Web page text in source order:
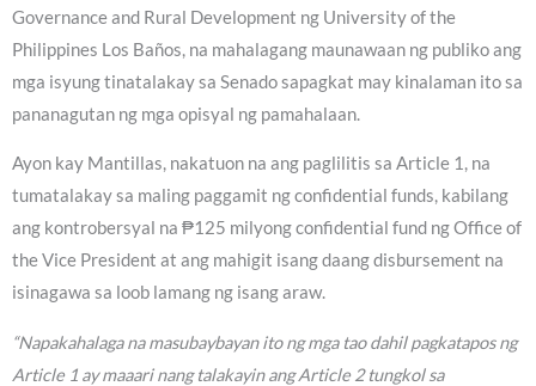
Governance and Rural Development ng University of the
Philippines Los Baños, na mahalagang maunawaan ng publiko ang
mga isyung tinatalakay sa Senado sapagkat may kinalaman ito sa
pananagutan ng mga opisyal ng pamahalaan.
Ayon kay Mantillas, nakatuon na ang paglilitis sa Article 1, na
tumatalakay sa maling paggamit ng confidential funds, kabilang
ang kontrobersyal na ₱125 milyong confidential fund ng Office of
the Vice President at ang mahigit isang daang disbursement na
isinagawa sa loob lamang ng isang araw.
“Napakahalaga na masubaybayan ito ng mga tao dahil pagkatapos ng
Article 1 ay maaari nang talakayin ang Article 2 tungkol sa